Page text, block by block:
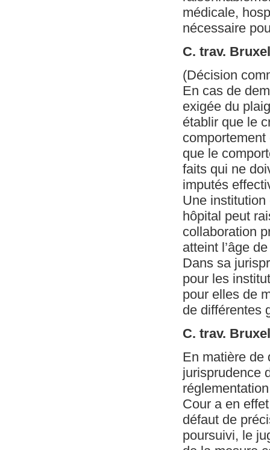
médicale,
nécessaire
C. trav.
(Décision
En cas de
exigée du
établir que le
que le
faits qui ne
imputés
Une institution
hôpital peut
collaboration
atteint l’âge
Dans sa
pour les
pour elles de
de différentes
C. trav.
En matière de
jurisprudence
Cour a en
défaut de
poursuivi, le